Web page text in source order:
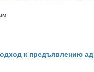
к предъявлению